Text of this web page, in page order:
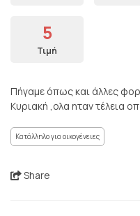
5
Τιμή
Πήγαμε όπως και άλλες
Κυριακή ,ολα ηταν τέλεια
Κατάλληλο για οικογένειες
Share